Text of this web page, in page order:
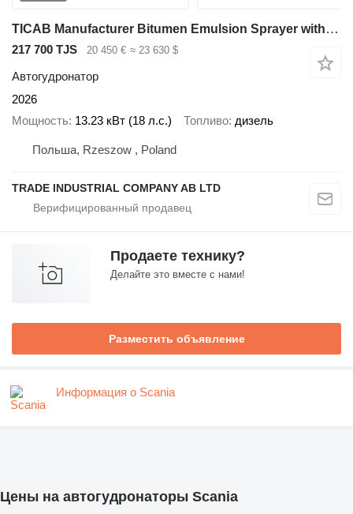
TICAB Manufacturer Bitumen Emulsion Sprayer with Crack Sealer
217 700 TJS 20 450 € ≈ 23 630 $
Автогудронатор
2026
Мощность 13.23 кВт (18 л.с.) Топливо дизель
Польша, Rzeszow , Poland
TRADE INDUSTRIAL COMPANY AB LTD
Продаете технику?
Делайте это вместе с нами!
Разместить объявление
Информация о Scania
Цены на автогудронаторы Scania